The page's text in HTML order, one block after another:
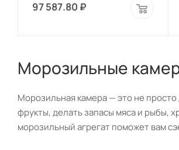
97 587.80 ₽
Морозильные
Морозильная камера — это не
фрукты, делать запасы мяса и рыбы,
морозильный агрегат поможет вам